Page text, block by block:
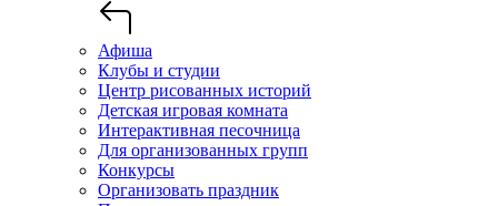
Афиша
Клубы и студии
Центр рисованных историй
Детская игровая комната
Интерактивная песочница
Для организованных групп
Конкурсы
Организовать праздник